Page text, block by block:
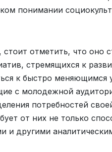
понимании
стоит отметить, что оно
стремящихся к
к быстро
с молодежной
потребностей
от них не только
и другими